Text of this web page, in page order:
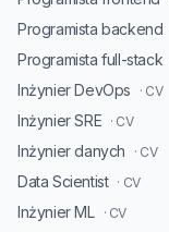
Programista backend
Programista full-stack
Inżynier DevOps · CV
Inżynier SRE · CV
Inżynier danych · CV
Data Scientist · CV
Inżynier ML · CV